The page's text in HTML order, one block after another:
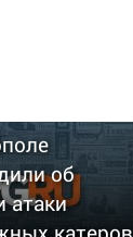
об
атаки